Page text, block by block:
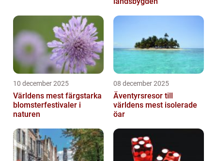
10 december 2025
Världens mest färgstarka
blomsterfestivaler i
naturen
08 december 2025
Äventyrsresor till
världens mest isolerade
öar